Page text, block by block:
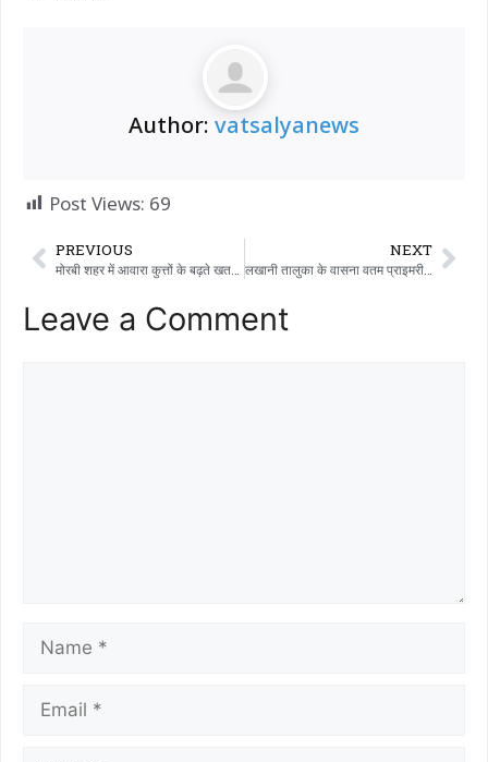
Author: vatsalyanews
Post Views: 69
PREVIOUS NEXT
लखानी तालुका के वासना वतम प्राइमरी स्कूल में मकर संक्रांति मनाई गई।
Leave a Comment